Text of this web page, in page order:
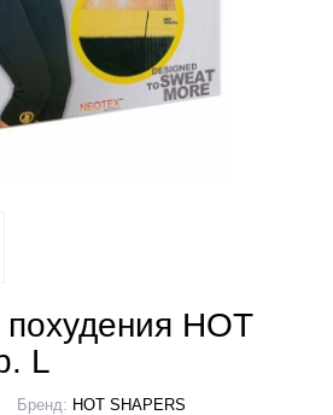
HOT
L
Бренд: HOT SHAPERS